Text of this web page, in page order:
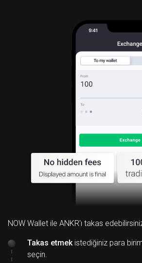
NOW Wallet ile ANKR'ı takas
Takas etmekistediğiniz para
seçin.